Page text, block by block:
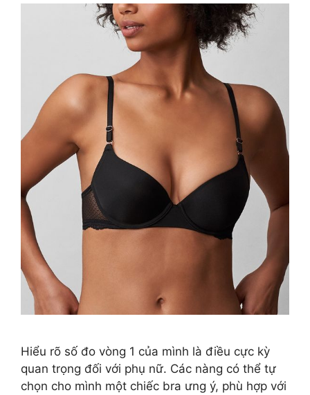
Hiểu rõ số đo vòng 1 của mình là điều cực kỳ
quan trọng đối với phụ nữ. Các nàng có thể tự
chọn cho mình một chiếc bra ưng ý, phù hợp với